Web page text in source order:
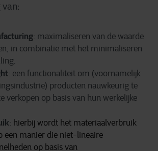
: maximaliseren van de waarde
in combinatie met het minimaliseren
: een functionaliteit om (voornamelijk
producten nauwkeurig te
verkopen op basis van hun werkelijke
: hierbij wordt het materiaalverbruik
een manier die niet-lineaire
op basis van